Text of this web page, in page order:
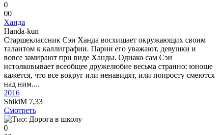
0
00
Ханда
Handa-kun
Старшеклассник Сэи Ханда восхищает окружающих своим
талантом к каллиграфии. Парни его уважают, девушки и
вовсе замирают при виде Ханды. Однако сам Сэи
истолковывает всеобщее дружелюбие весьма странно: юноше
кажется, что все вокруг или ненавидят, или попросту смеются
над ним....
2016
ShikiM 7,33
Смотреть
0